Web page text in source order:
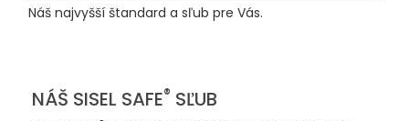
Náš najvyšší štandard a sľub pre Vás.
NÁŠ SISEL SAFE® SĽUB